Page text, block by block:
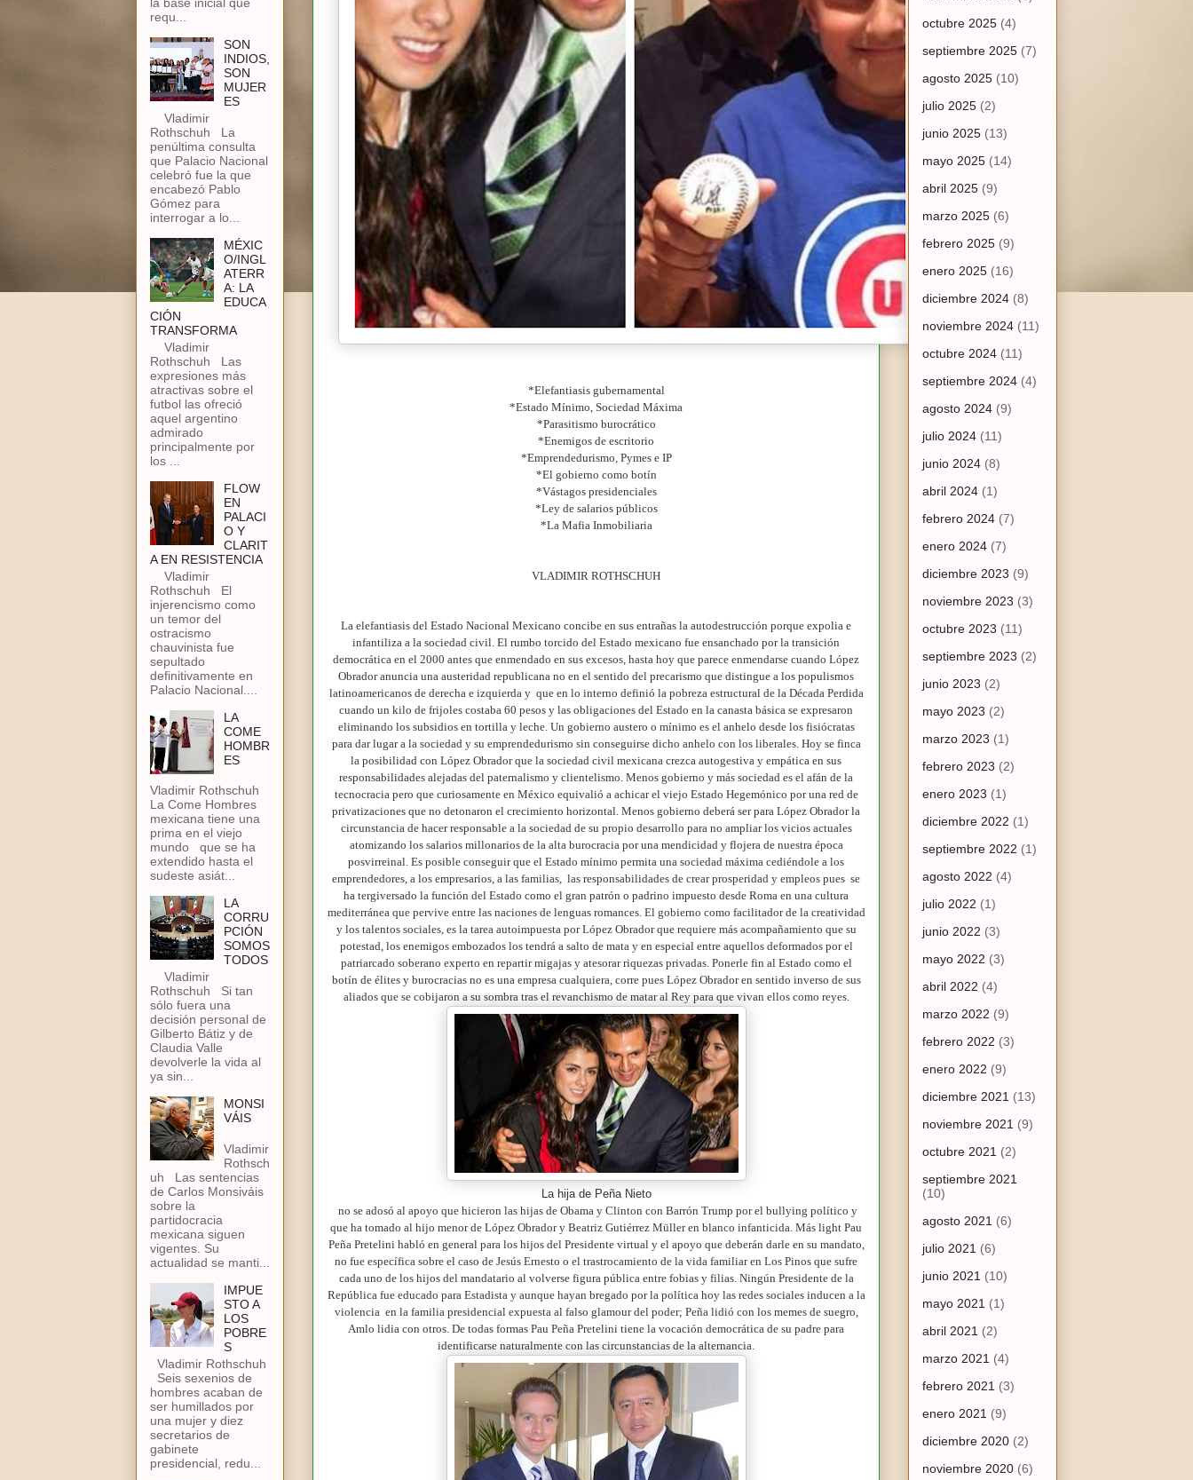
*Elefantiasis gubernamental
*Estado Mínimo, Sociedad Máxima
*Parasitismo burocrático
*Enemigos de escritorio
*Emprendedurismo, Pymes e IP
*El gobierno como botín
*Vástagos presidenciales
*Ley de salarios públicos
*La Mafia Inmobiliaria
VLADIMIR ROTHSCHUH
La elefantiasis del Estado Nacional Mexicano concibe en sus entrañas la autodestrucción porque expolia e
infantiliza a la sociedad civil. El rumbo torcido del Estado mexicano fue ensanchado por la transición
democrática en el 2000 antes que enmendado en sus excesos, hasta hoy que parece enmendarse cuando López
Obrador anuncia una austeridad republicana no en el sentido del precarismo que distingue a los populismos
latinoamericanos de derecha e izquierda y que en lo interno definió la pobreza estructural de la Década Perdida
cuando un kilo de frijoles costaba 60 pesos y las obligaciones del Estado en la canasta básica se expresaron
eliminando los subsidios en tortilla y leche. Un gobierno austero o mínimo es el anhelo desde los fisiócratas
para dar lugar a la sociedad y su emprendedurismo sin conseguirse dicho anhelo con los liberales. Hoy se finca
la posibilidad con López Obrador que la sociedad civil mexicana crezca autogestiva y empática en sus
responsabilidades alejadas del paternalismo y clientelismo. Menos gobierno y más sociedad es el afán de la
tecnocracia pero que curiosamente en México equivalió a achicar el viejo Estado Hegemónico por una red de
privatizaciones que no detonaron el crecimiento horizontal. Menos gobierno deberá ser para López Obrador la
circunstancia de hacer responsable a la sociedad de su propio desarrollo para no ampliar los vicios actuales
atomizando los salarios millonarios de la alta burocracia por una mendicidad y flojera de nuestra época
posvirreinal. Es posible conseguir que el Estado mínimo permita una sociedad máxima cediéndole a los
emprendedores, a los empresarios, a las familias, las responsabilidades de crear prosperidad y empleos pues se
ha tergiversado la función del Estado como el gran patrón o padrino impuesto desde Roma en una cultura
mediterránea que pervive entre las naciones de lenguas romances. El gobierno como facilitador de la creatividad
y los talentos sociales, es la tarea autoimpuesta por López Obrador que requiere más acompañamiento que su
potestad, los enemigos embozados los tendrá a salto de mata y en especial entre aquellos deformados por el
patriarcado soberano experto en repartir migajas y atesorar riquezas privadas. Ponerle fin al Estado como el
botín de élites y burocracias no es una empresa cualquiera, corre pues López Obrador en sentido inverso de sus
aliados que se cobijaron a su sombra tras el revanchismo de matar al Rey para que vivan ellos como reyes.
La hija de Peña Nieto
no se adosó al apoyo que hicieron las hijas de Obama y Clinton con Barrón Trump por el bullying político y
que ha tomado al hijo menor de López Obrador y Beatriz Gutiérrez Müller en blanco infanticida. Más light Pau
Peña Pretelini habló en general para los hijos del Presidente virtual y el apoyo que deberán darle en su mandato,
no fue específica sobre el caso de Jesús Ernesto o el trastrocamiento de la vida familiar en Los Pinos que sufre
cada uno de los hijos del mandatario al volverse figura pública entre fobias y filias. Ningún Presidente de la
República fue educado para Estadista y aunque hayan bregado por la política hoy las redes sociales inducen a la
violencia en la familia presidencial expuesta al falso glamour del poder; Peña lidió con los memes de suegro,
Amlo lidia con otros. De todas formas Pau Peña Pretelini tiene la vocación democrática de su padre para
identificarse naturalmente con las circunstancias de la alternancia.
requ...
SON
INDIOS,
SON
MUJER
ES
Vladimir
Rothschuh La
penúltima consulta
que Palacio Nacional
celebró fue la que
encabezó Pablo
Gómez para
interrogar a lo...
MÉXIC
O/INGL
ATERR
A: LA
EDUCA
CIÓN
TRANSFORMA
Vladimir
Rothschuh Las
expresiones más
atractivas sobre el
futbol las ofreció
aquel argentino
admirado
principalmente por
los ...
FLOW
EN
PALACI
O Y
CLARIT
A EN RESISTENCIA
Vladimir
Rothschuh El
injerencismo como
un temor del
ostracismo
chauvinista fue
sepultado
definitivamente en
Palacio Nacional....
LA
COME
HOMBR
ES
Vladimir Rothschuh
La Come Hombres
mexicana tiene una
prima en el viejo
mundo que se ha
extendido hasta el
sudeste asiát...
LA
CORRU
PCIÓN
SOMOS
TODOS
Vladimir
Rothschuh Si tan
sólo fuera una
decisión personal de
Gilberto Bátiz y de
Claudia Valle
devolverle la vida al
ya sin...
MONSI
VÁIS
Vladimir
Rothsch
uh Las sentencias
de Carlos Monsiváis
sobre la
partidocracia
mexicana siguen
vigentes. Su
actualidad se manti...
IMPUE
STO A
LOS
POBRE
S
Vladimir Rothschuh
Seis sexenios de
hombres acaban de
ser humillados por
una mujer y diez
secretarios de
gabinete
presidencial, redu...
octubre 2025 (4)
septiembre 2025 (7)
agosto 2025 (10)
julio 2025 (2)
junio 2025 (13)
mayo 2025 (14)
abril 2025 (9)
marzo 2025 (6)
febrero 2025 (9)
enero 2025 (16)
diciembre 2024 (8)
noviembre 2024 (11)
octubre 2024 (11)
septiembre 2024 (4)
agosto 2024 (9)
julio 2024 (11)
junio 2024 (8)
abril 2024 (1)
febrero 2024 (7)
enero 2024 (7)
diciembre 2023 (9)
noviembre 2023 (3)
octubre 2023 (11)
septiembre 2023 (2)
junio 2023 (2)
mayo 2023 (2)
marzo 2023 (1)
febrero 2023 (2)
enero 2023 (1)
diciembre 2022 (1)
septiembre 2022 (1)
agosto 2022 (4)
julio 2022 (1)
junio 2022 (3)
mayo 2022 (3)
abril 2022 (4)
marzo 2022 (9)
febrero 2022 (3)
enero 2022 (9)
diciembre 2021 (13)
noviembre 2021 (9)
octubre 2021 (2)
septiembre 2021
(10)
agosto 2021 (6)
julio 2021 (6)
junio 2021 (10)
mayo 2021 (1)
abril 2021 (2)
marzo 2021 (4)
febrero 2021 (3)
enero 2021 (9)
diciembre 2020 (2)
noviembre 2020 (6)